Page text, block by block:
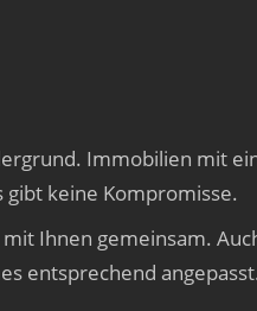
Immobilien mit
gibt keine Kompromisse.
Ihnen gemeinsam.
entsprechend